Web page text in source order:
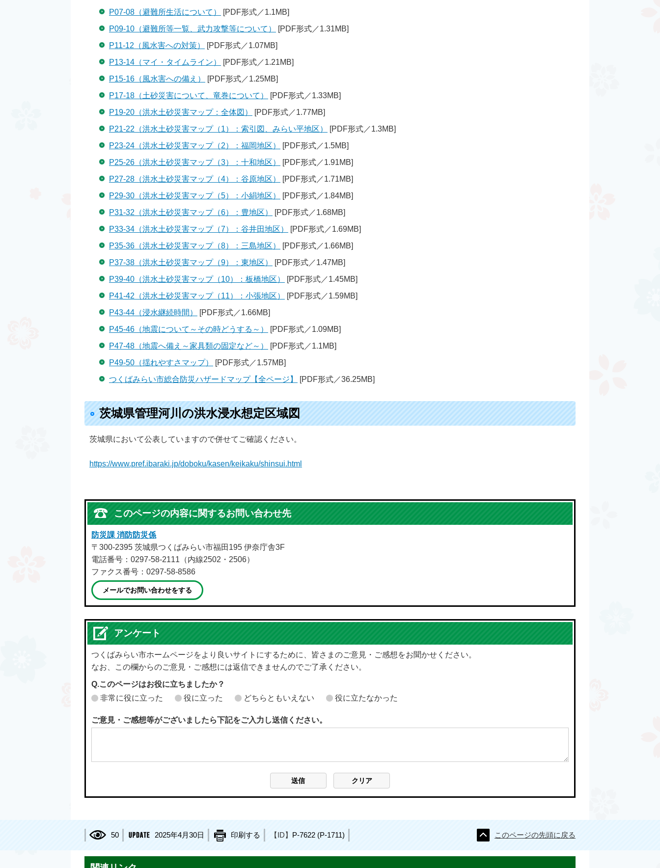
P07-08（避難所生活について）
[PDF形式／1.1MB]
P09-10（避難所等一覧、武力攻撃等について）
[PDF形式／1.31MB]
P11-12（風水害への対策）
[PDF形式／1.07MB]
P13-14（マイ・タイムライン）
[PDF形式／1.21MB]
P15-16（風水害への備え）
[PDF形式／1.25MB]
P17-18（土砂災害について、竜巻について）
[PDF形式／1.33MB]
P19-20（洪水土砂災害マップ：全体図）
[PDF形式／1.77MB]
P21-22（洪水土砂災害マップ（1）：索引図、みらい平地区）
[PDF形式／1.3MB]
P23-24（洪水土砂災害マップ（2）：福岡地区）
[PDF形式／1.5MB]
P25-26（洪水土砂災害マップ（3）：十和地区）
[PDF形式／1.91MB]
P27-28（洪水土砂災害マップ（4）：谷原地区）
[PDF形式／1.71MB]
P29-30（洪水土砂災害マップ（5）：小絹地区）
[PDF形式／1.84MB]
P31-32（洪水土砂災害マップ（6）：豊地区）
[PDF形式／1.68MB]
P33-34（洪水土砂災害マップ（7）：谷井田地区）
[PDF形式／1.69MB]
P35-36（洪水土砂災害マップ（8）：三島地区）
[PDF形式／1.66MB]
P37-38（洪水土砂災害マップ（9）：東地区）
[PDF形式／1.47MB]
P39-40（洪水土砂災害マップ（10）：板橋地区）
[PDF形式／1.45MB]
P41-42（洪水土砂災害マップ（11）：小張地区）
[PDF形式／1.59MB]
P43-44（浸水継続時間）
[PDF形式／1.66MB]
P45-46（地震について～その時どうする～）
[PDF形式／1.09MB]
P47-48（地震へ備え～家具類の固定など～）
[PDF形式／1.1MB]
P49-50（揺れやすさマップ）
[PDF形式／1.57MB]
つくばみらい市総合防災ハザードマップ【全ページ】
[PDF形式／36.25MB]
茨城県管理河川の洪水浸水想定区域図
茨城県において公表していますので併せてご確認ください。
https://www.pref.ibaraki.jp/doboku/kasen/keikaku/shinsui.html
このページの内容に関するお問い合わせ先
防災課 消防防災係
〒300-2395 茨城県つくばみらい市福田195 伊奈庁舎3F
電話番号：0297-58-2111（内線2502・2506）
ファクス番号：0297-58-8586
メールでお問い合わせをする
アンケート
つくばみらい市ホームページをより良いサイトにするために、皆さまのご意見・ご感想をお聞かせください。
なお、この欄からのご意見・ご感想には返信できませんのでご了承ください。
Q.このページはお役に立ちましたか？
非常に役に立った
役に立った どちらともいえない 役に立たなかった
ご意見・ご感想等がございましたら下記をご入力し送信ください。
50 2025年4月30日 印刷する 【ID】 P-7622 (P-1711) このページの先頭に戻る